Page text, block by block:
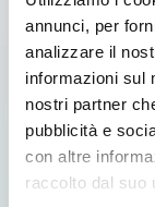
annunci, per
analizzare il
informazioni sul
nostri partner
pubblicità e
con altre
raccolto dal suo
Read